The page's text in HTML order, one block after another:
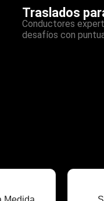
Traslados
Conductores
desafíos con